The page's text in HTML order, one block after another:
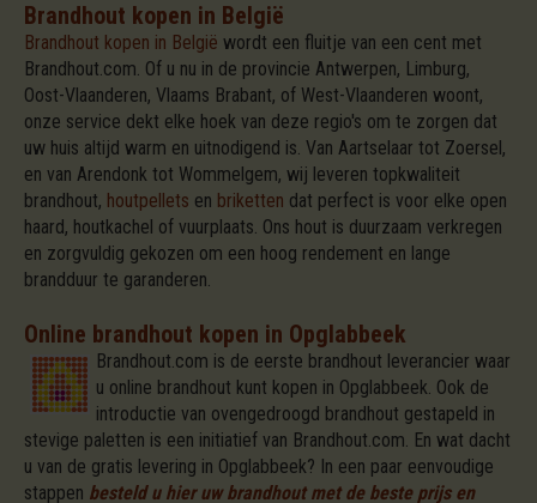
Brandhout kopen in België
Brandhout kopen in België wordt een fluitje van een cent met
Brandhout.com. Of u nu in de provincie Antwerpen, Limburg,
Oost-Vlaanderen, Vlaams Brabant, of West-Vlaanderen woont,
onze service dekt elke hoek van deze regio's om te zorgen dat
uw huis altijd warm en uitnodigend is. Van Aartselaar tot Zoersel,
en van Arendonk tot Wommelgem, wij leveren topkwaliteit
brandhout, houtpellets en briketten dat perfect is voor elke open
haard, houtkachel of vuurplaats. Ons hout is duurzaam verkregen
en zorgvuldig gekozen om een hoog rendement en lange
brandduur te garanderen.
Online brandhout kopen in Opglabbeek
Brandhout.com is de eerste brandhout leverancier waar
u online brandhout kunt kopen in Opglabbeek. Ook de
introductie van ovengedroogd brandhout gestapeld in
stevige paletten is een initiatief van Brandhout.com. En wat dacht
u van de gratis levering in Opglabbeek? In een paar eenvoudige
stappen besteld u hier uw brandhout met de beste prijs en